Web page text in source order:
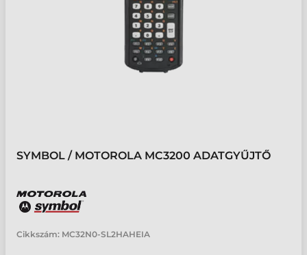
SYMBOL / MOTOROLA MC3200 ADATGYŰJTŐ
Cikkszám: MC32N0-SL2HAHEIA